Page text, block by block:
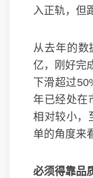
入正轨，但
从去年的数
亿，刚好完
下滑超过
年已经处在
相对较小，
单的角度来
必须得靠品